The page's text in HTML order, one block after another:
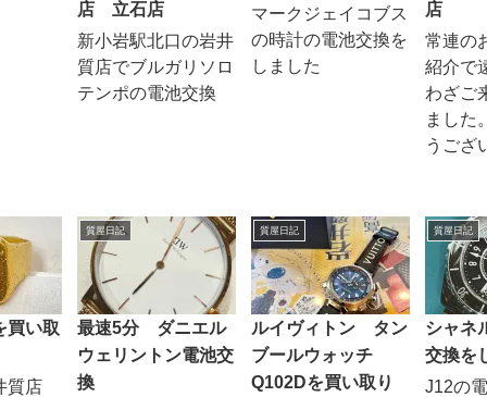
店 立石店
新小岩駅北口の岩井
質店でブルガリソロ
テンポの電池交換
マークジェイコブス
の時計の電池交換を
しました
店
常連の
紹介で
わざご
ました
うござ
買い取
質店
質屋日記
最速5分 ダニエル
ウェリントン電池交
換
質屋日記
ルイヴィトン タン
ブールウォッチ
Q102Dを買い取り
質屋日記
シャネ
交換を
J12の